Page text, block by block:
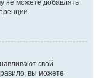
не можете добавлять
свой
вы можете